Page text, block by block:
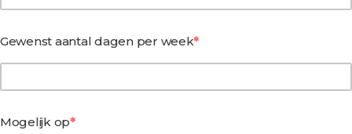
Gewenst aantal dagen per week
Mogelijk op